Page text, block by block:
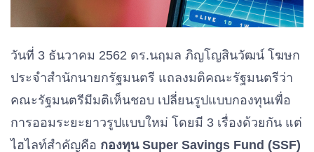
วันที่ 3 ธันวาคม 2562 ดร.นฤมล ภิญโญสินวัฒน์ โฆษก
ประจำสำนักนายกรัฐมนตรี แถลงมติคณะรัฐมนตรีว่า
คณะรัฐมนตรีมีมติเห็นชอบ เปลี่ยนรูปแบบกองทุนเพื่อ
การออมระยะยาวรูปแบบใหม่ โดยมี 3 เรื่องด้วยกัน แต่
ไฮไลท์สำคัญคือ กองทุน Super Savings Fund (SSF)